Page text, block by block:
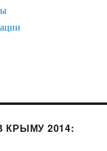
КРЫМУ 2014: